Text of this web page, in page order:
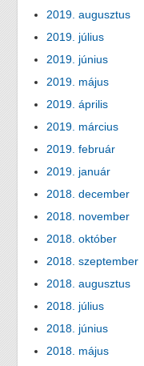
2019. augusztus
2019. július
2019. június
2019. május
2019. április
2019. március
2019. február
2019. január
2018. december
2018. november
2018. október
2018. szeptember
2018. augusztus
2018. július
2018. június
2018. május